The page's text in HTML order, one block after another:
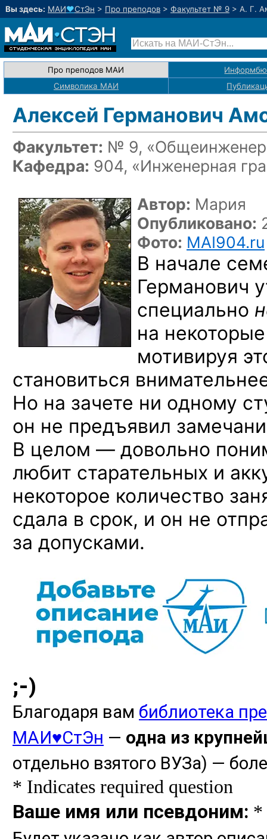
Вы здесь: МАИ♥СтЭн > Про преподов > Факультет № 9 > А. Г.
Про преподов МАИ
Символика МАИ
Алексей Германович
Факультет: № 9,
Кафедра: 904, «Инженерная
Автор: Мария
Опубликовано:
Фото: MAI904.ru
В начале
Германович
специально
на
мотивируя
становиться
Но на зачете ни одному
он не предъявил
В целом — довольно
любит старательных и
некоторое количество
сдала в срок, и он не
за допусками.